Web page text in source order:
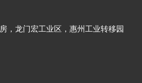
，龙门宏工业区，惠州工业转移园